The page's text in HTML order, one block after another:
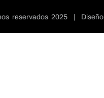
reservados 2025 | Diseño